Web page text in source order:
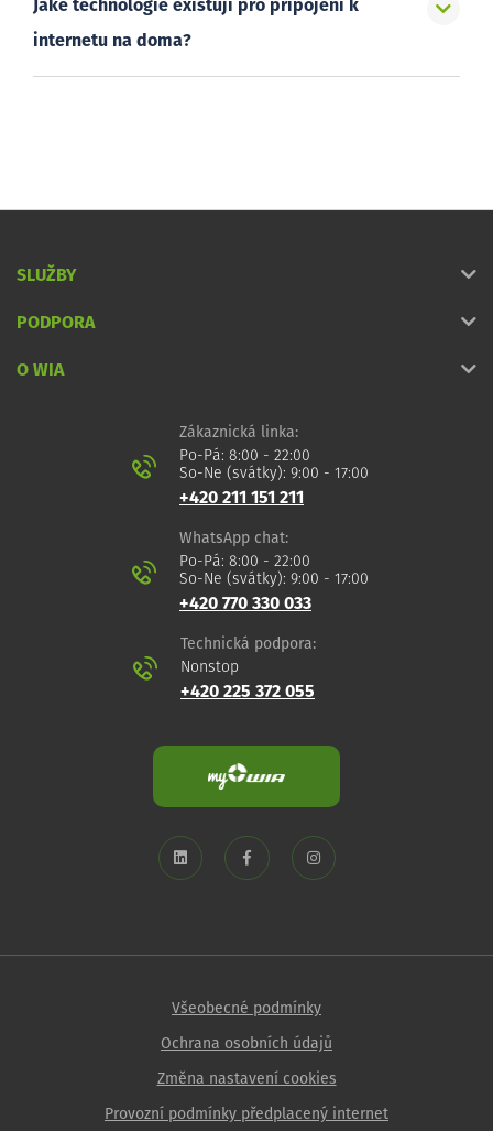
Jaké technologie existují pro připojení k
internetu na doma?
SLUŽBY
PODPORA
O WIA
Zákaznická linka:
Po-Pá: 8:00 - 22:00
So-Ne (svátky): 9:00 - 17:00
+420 211 151 211
WhatsApp chat:
Po-Pá: 8:00 - 22:00
So-Ne (svátky): 9:00 - 17:00
+420 770 330 033
Technická podpora:
Nonstop
+420 225 372 055
Všeobecné podmínky
Ochrana osobních údajů
Změna nastavení cookies
Provozní podmínky předplacený internet